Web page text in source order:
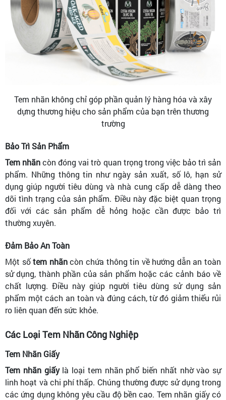
Tem nhãn không chỉ góp phần quản lý hàng hóa và xây
dựng thương hiệu cho sản phẩm của bạn trên thương
trường
Bảo Trì Sản Phẩm
Tem nhãncòn đóng vai trò quan trọng trong việc bảo trì sản
phẩm. Những thông tin như ngày sản xuất, số lô, hạn sử
dụng giúp người tiêu dùng và nhà cung cấp dễ dàng theo
dõi tình trạng của sản phẩm. Điều này đặc biệt quan trọng
đối với các sản phẩm dễ hỏng hoặc cần được bảo trì
thường xuyên.
Đảm Bảo An Toàn
Một sốtem nhãncòn chứa thông tin về hướng dẫn an toàn
sử dụng, thành phần của sản phẩm hoặc các cảnh báo về
chất lượng. Điều này giúp người tiêu dùng sử dụng sản
phẩm một cách an toàn và đúng cách, từ đó giảm thiểu rủi
ro liên quan đến sức khỏe.
Các Loại Tem Nhãn Công Nghiệp
Tem Nhãn Giấy
Tem nhãn giấylà loại tem nhãn phổ biến nhất nhờ vào sự
linh hoạt và chi phí thấp. Chúng thường được sử dụng trong
các ứng dụng không yêu cầu độ bền cao. Tem nhãn giấy có